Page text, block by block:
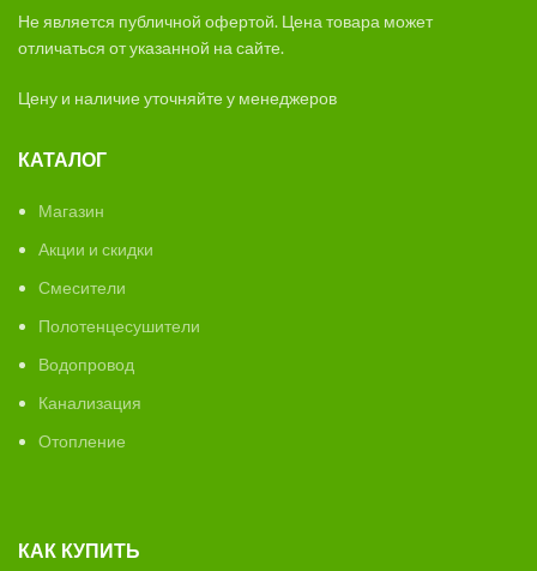
Не является публичной офертой. Цена товара может
отличаться от указанной на сайте.
Цену и наличие уточняйте у менеджеров
КАТАЛОГ
Магазин
Акции и скидки
Смесители
Полотенцесушители
Водопровод
Канализация
Отопление
КАК КУПИТЬ